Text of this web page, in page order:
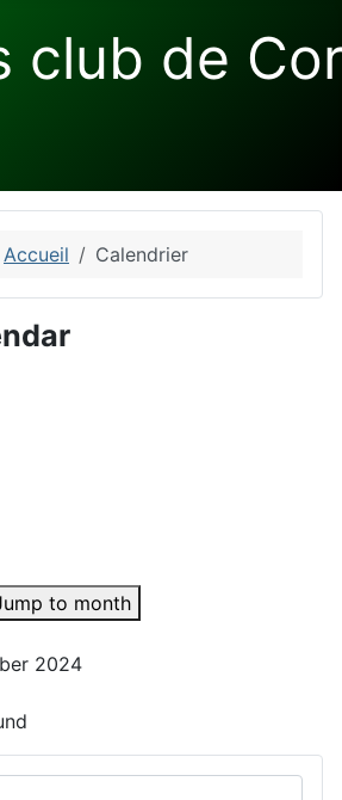
club de
Accueil Calendrier
to month
2024